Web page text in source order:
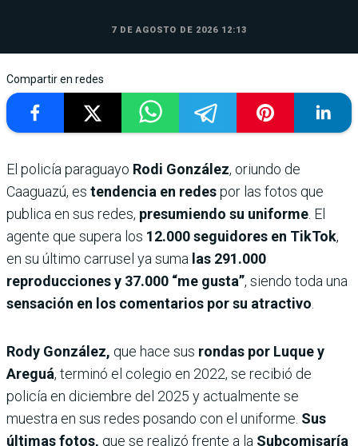
7 DE AGOSTO DE 2026 12:13
Compartir en redes
El policía paraguayo Rodi González, oriundo de
Caaguazú, es tendencia en redespor las fotos que
publica en sus redes, presumiendo su uniforme . El
agente que supera los 12.000 seguidores en TikTok,
en su último carrusel ya suma las 291.000
reproducciones y 37.000 “me gusta”, siendo toda una
sensación en los comentarios por su atractivo
Rody González, que hace sus rondas por Luque y
Areguá, terminó el colegio en 2022, se recibió de
policía en diciembre del 2025 y actualmente se
muestra en sus redes posando con el uniforme. Sus
últimas fotos, que se realizó frente a la Subcomisaría